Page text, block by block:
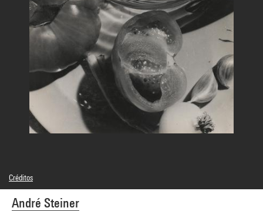
André Steiner
Créditos
© André Steiner
Créditos fotográficos : Centre Pompidou, MNAM-CCI/Samuel Kalika/Dist.